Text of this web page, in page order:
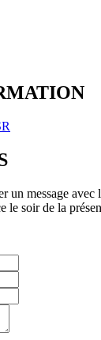
un message
le soir de la